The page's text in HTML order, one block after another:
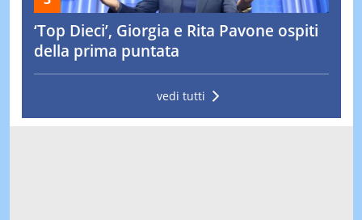
‘Top Dieci’, Giorgia e Rita Pavone ospiti
della prima puntata
vedi tutti